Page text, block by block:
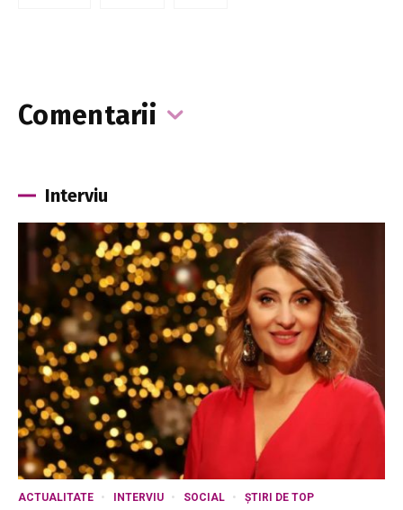
Comentarii
Interviu
ACTUALITATE INTERVIU SOCIAL ȘTIRI DE TOP